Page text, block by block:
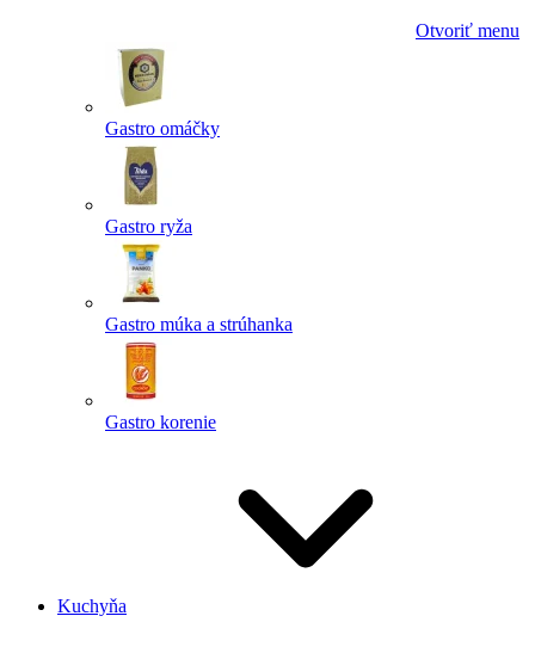
Otvoriť menu
Gastro omáčky
Gastro ryža
Gastro múka a strúhanka
Gastro korenie
Kuchyňa